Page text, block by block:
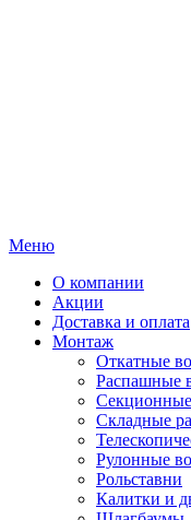
Меню
О компании
Акции
Доставка и оплата
Монтаж
Откатные
Распашные
Секционные
Складные
Рулонные
Рольставни
Калитки и